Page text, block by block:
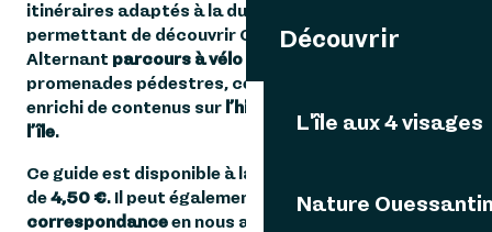
Découvrir
L'île aux 4 visages
Nature
itinéraires adaptés à la durée de votre séjour, vous
permettant de découvrir Ouessant à votre rythme.
Alternant parcours à vélo
promenades pédestres, ce guide est également
enrichi de contenus sur l’histoire et le patrimoine de
l’île.
Ce guide est disponible à la vente sur place au tarif
de4,50 €. Il peut également être commandépar
correspondanceen nous adressant un chèque de